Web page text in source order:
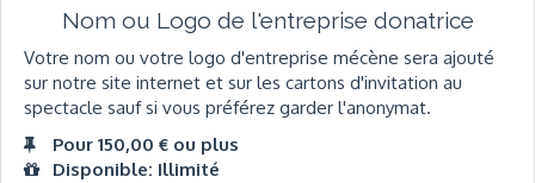
Nom ou Logo de l'entreprise donatrice
Votre nom ou votre logo d'entreprise mécène sera ajouté
sur notre site internet et sur les cartons d'invitation au
spectacle sauf si vous préférez garder l'anonymat.
Pour 150,00 € ou plus
Disponible: Illimité